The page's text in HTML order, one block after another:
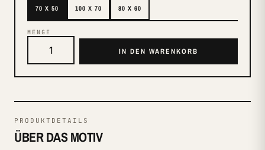
70 X 50 100 X 70 80 X 60
MENGE
IN DEN WARENKORB
PRODUKTDETAILS
ÜBER DAS MOTIV